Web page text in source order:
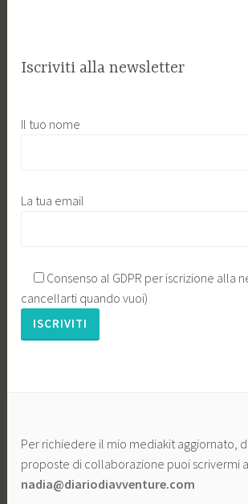
Iscriviti alla newsletter
Il tuo nome
La tua email
Consenso al GDPR per iscrizione alla
cancellarti quando vuoi)
Per richiedere il mio mediakit aggiornato,
proposte di collaborazione puoi scrivermi
nadia@diariodiavventure.com